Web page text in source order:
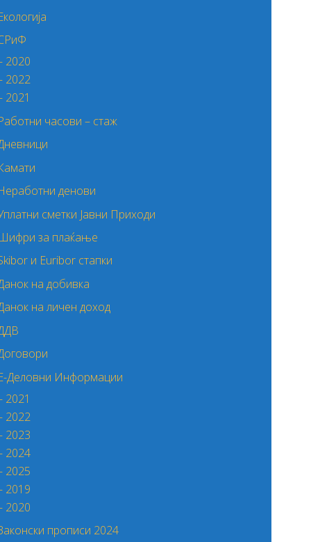
2020
2022
2021
часови – стаж
денови
сметки Јавни Приходи
за плаќање
и Euribor стапки
на добивка
на личен доход
Деловни Информации
2021
2022
2023
2024
2025
2019
2020
прописи 2024